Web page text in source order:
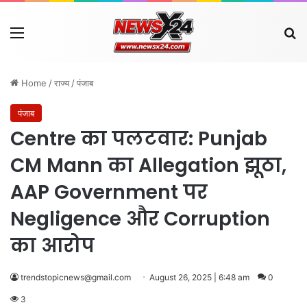
Menu
Home /राज्य /पंजाब
पंजाब
Centre का पलटवार: Punjab
CM Mann का Allegation झूठा,
AAP Government पर
Negligence और Corruption
का आरोप
trendstopicnews@gmail.com August 26, 2025 | 6:48 am 0
3